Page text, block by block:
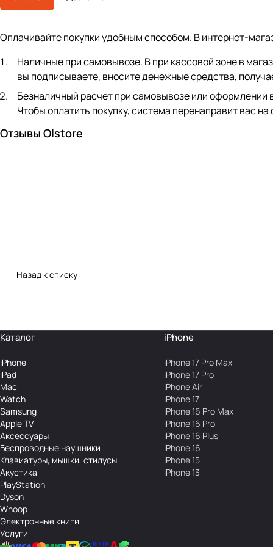
Оплачивайте покупки удобным способом. В интернет-
Наличные при самовывозе. В при кассовой зоне в
вы подписываете, вносите денежные средства,
Безналичный расчет при самовывозе или оформлении
Чтобы оплатить покупку, система перенаправит вас
Отзывы O|store
Назад к списку
Каталог
iPhone
iPad
Mac
Watch
Samsung
Apple TV
Аксесcуары
Беcпроводные наушники
Клавиатуры, мышки, стилусы
Акустика
PlayStation
Dyson
Whoop
Электронные книги
Услуги
iPhone
iPhone 17 Pro Max
iPhone 17 Pro
iPhone Air
iPhone 17
iPhone 16 Pro Max
iPhone 16 Pro
iPhone 16 Plus
iPhone 16
iPhone 15
iPhone 13